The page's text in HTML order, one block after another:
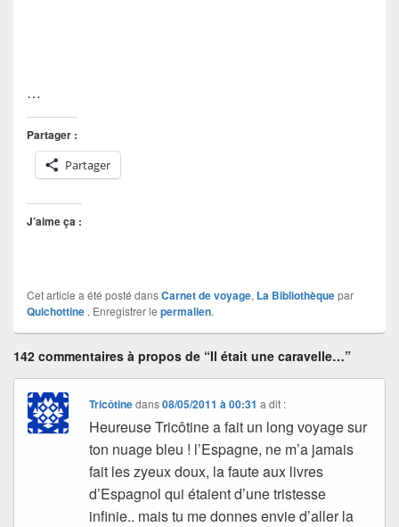
…
Partager :
Partager
J’aime ça :
Cet article a été posté dansCarnet de voyage, La Bibliothèquepar
Quichottine . Enregistrer le permalien.
142 commentaires à propos de “Il était une caravelle…”
Tricôtinedans08/05/2011 à 00:31 a dit :
Heureuse Tricôtine a fait un long voyage sur
ton nuage bleu ! l’Espagne, ne m’a jamais
fait les zyeux doux, la faute aux livres
d’Espagnol qui étaient d’une tristesse
infinie.. mais tu me donnes envie d’aller la